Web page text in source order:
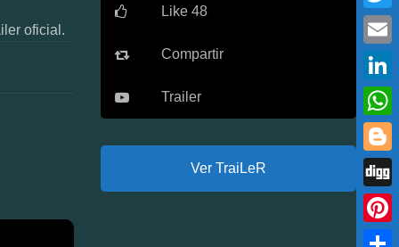
oficial.
Like 48
Compartir
Trailer
Ver TraiLeR
Email
Digg